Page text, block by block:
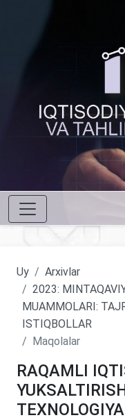
Uy
Arxivlar
2023:
MUAMMOLARI:
ISTIQBOLLAR
Maqolalar
RAQAMLI